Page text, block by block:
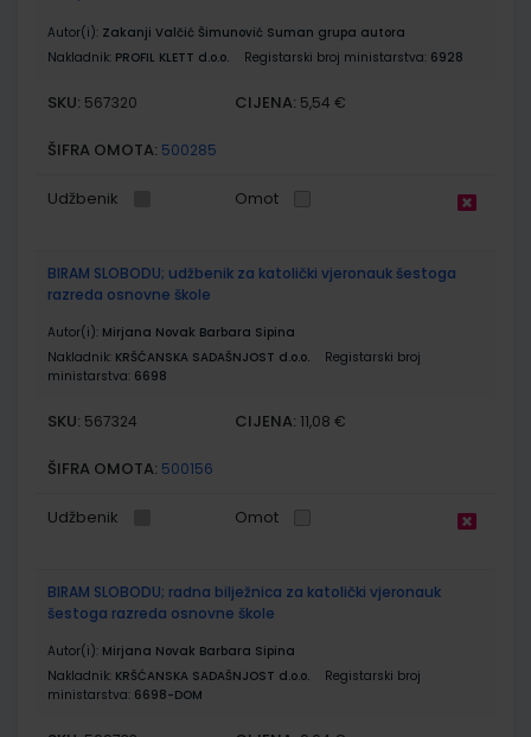
Autor(i): Zakanji Valčić Šimunović Suman grupa autora
Nakladnik: PROFIL KLETT d.o.o. Registarski broj ministarstva: 6928
SKU: 567320 CIJENA: 5,54 €
ŠIFRA OMOTA: 500285
Udžbenik Omot
BIRAM SLOBODU; udžbenik za katolički vjeronauk šestoga
razreda osnovne škole
Autor(i): Mirjana Novak Barbara Sipina
Nakladnik: KRŠĆANSKA SADAŠNJOST d.o.o.
Registarski broj
ministarstva: 6698
SKU: 567324 CIJENA: 11,08 €
ŠIFRA OMOTA: 500156
Udžbenik Omot
BIRAM SLOBODU; radna bilježnica za katolički vjeronauk
šestoga razreda osnovne škole
Autor(i): Mirjana Novak Barbara Sipina
Nakladnik: KRŠĆANSKA SADAŠNJOST d.o.o.
Registarski broj
ministarstva: 6698-DOM